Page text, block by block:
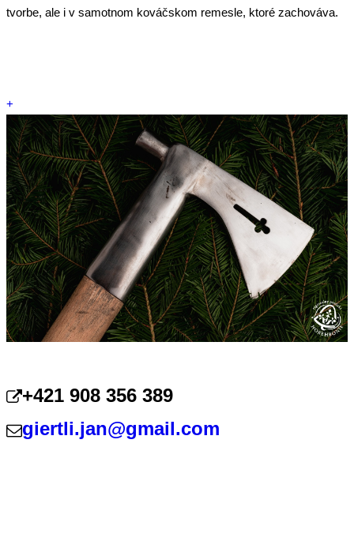
tvorbe, ale i v samotnom kováčskom remesle, ktoré zachováva.
+
+421 908 356 389
giertli.jan@gmail.com